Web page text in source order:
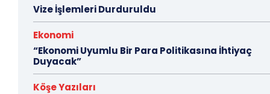
Vize İşlemleri Durduruldu
Ekonomi
“Ekonomi Uyumlu Bir Para Politikasına İhtiyaç
Duyacak”
Köşe Yazıları